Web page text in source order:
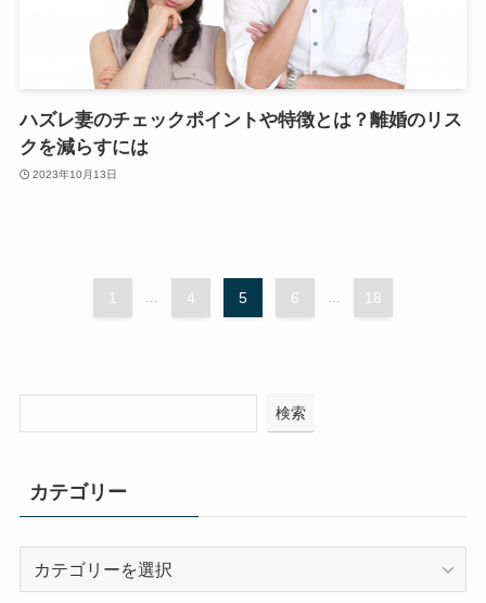
ハズレ妻のチェックポイントや特徴とは？離婚のリス
クを減らすには
2023年10月13日
1 ... 4 5 6 ... 18
検索
カテゴリー